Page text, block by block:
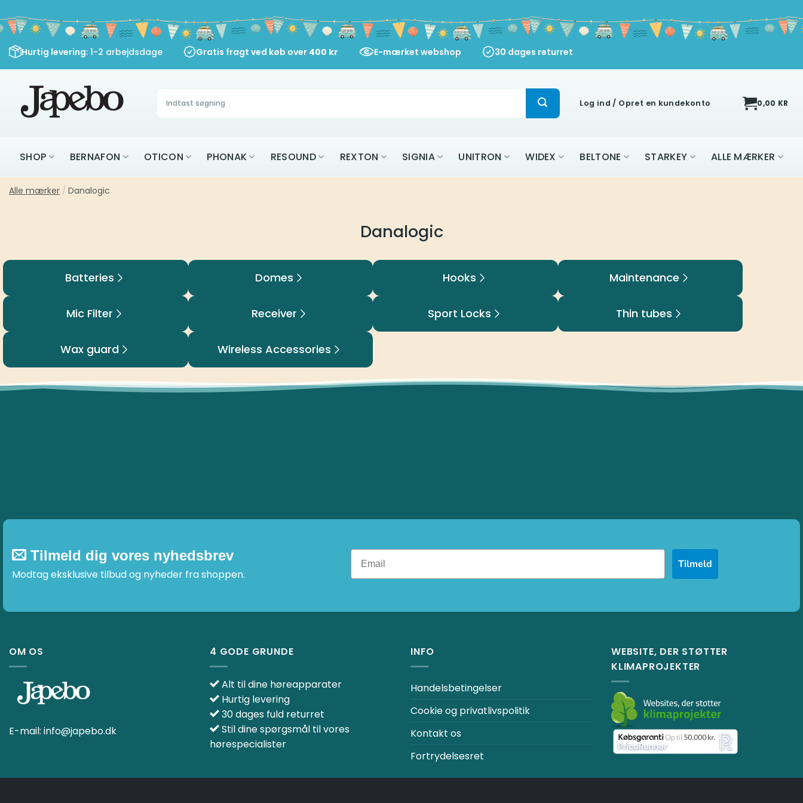
til
indhold
Hurtig levering: 1-2 arbejdsdage Gratis fragt ved køb over 400 kr E-mærket webshop 30 dages returret
Søg
efter:
Log ind / Opret en kundekonto 0,00 KR
SHOP BERNAFON OTICON PHONAK RESOUND REXTON SIGNIA UNITRON WIDEX BELTONE STARKEY ALLE MÆRKER
Alle mærker / Danalogic
Danalogic
Batteries Domes Hooks Maintenance
Mic Filter Receiver Sport Locks Thin tubes
Wax guard Wireless Accessories
Tilmeld dig vores nyhedsbrev
Modtag eksklusive tilbud og nyheder fra shoppen.
Tilmeld
OM OS
E-mail: info@japebo.dk
4 GODE GRUNDE
Alt til dine høreapparater
Hurtig levering
30 dages fuld returret
Stil dine spørgsmål til vores
hørespecialister
INFO
Handelsbetingelser
Cookie og privatlivspolitik
Kontakt os
Fortrydelsesret
WEBSITE, DER STØTTER
KLIMAPROJEKTER